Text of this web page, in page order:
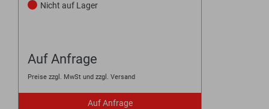
Nicht auf Lager
Auf Anfrage
Preise zzgl. MwSt und zzgl. Versand
Auf Anfrage